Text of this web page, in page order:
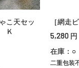
こ天セッ
Ｋ
［網走
5,280 円
在庫：○
二重包装